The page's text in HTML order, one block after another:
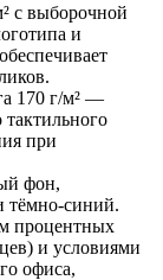
с выборочной
и
170 г/м² —
при
фон,
тёмно-синий.
процентных
и условиями
офиса,